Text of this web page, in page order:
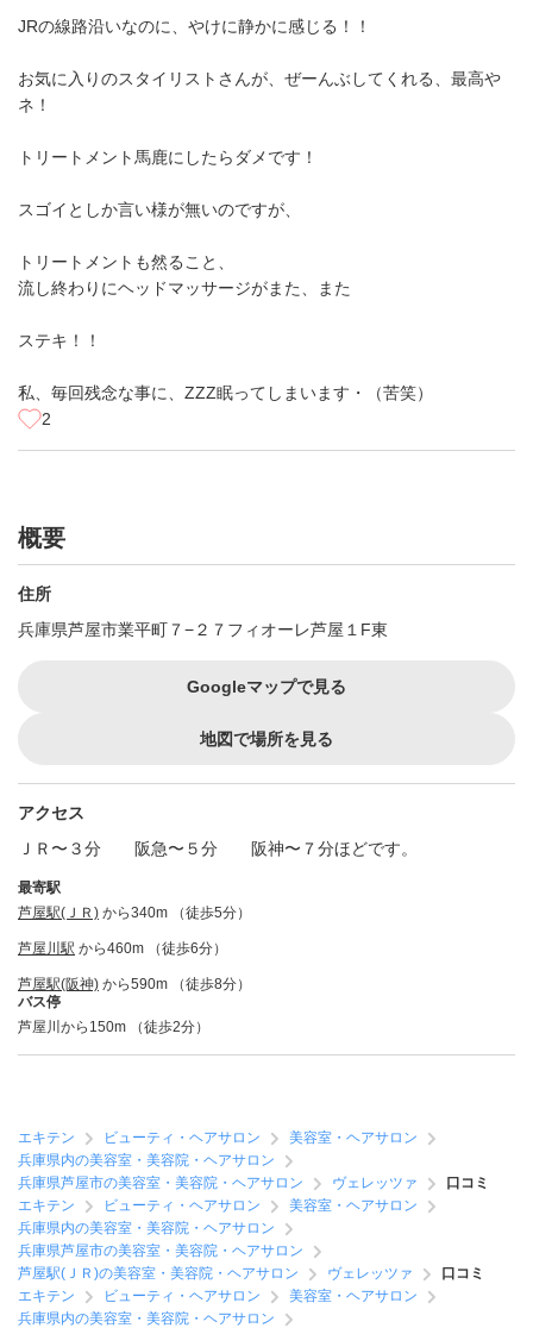
JRの線路沿いなのに、やけに静かに感じる！！
お気に入りのスタイリストさんが、ぜーんぶしてくれる、最高や
ネ！
トリートメント馬鹿にしたらダメです！
スゴイとしか言い様が無いのですが、
トリートメントも然ること、
流し終わりにヘッドマッサージがまた、また
ステキ！！
私、毎回残念な事に、ZZZ眠ってしまいます・（苦笑）
2
概要
住所
兵庫県芦屋市業平町７−２７フィオーレ芦屋１F東
Googleマップで見る
地図で場所を見る
アクセス
ＪＲ〜３分 阪急〜５分 阪神〜７分ほどです。
最寄駅
芦屋駅(ＪＲ) から340m （徒歩5分）
芦屋川駅 から460m （徒歩6分）
芦屋駅(阪神) から590m （徒歩8分）
バス停
芦屋川から150m （徒歩2分）
エキテン ビューティ・ヘアサロン
美容室・ヘアサロン
兵庫県内の美容室・美容院・ヘアサロン
兵庫県芦屋市の美容室・美容院・ヘアサロン
ヴェレッツァ
口コミ
エキテン
ビューティ・ヘアサロン
美容室・ヘアサロン
兵庫県内の美容室・美容院・ヘアサロン
兵庫県芦屋市の美容室・美容院・ヘアサロン
芦屋駅(ＪＲ)の美容室・美容院・ヘアサロン
ヴェレッツァ
口コミ
エキテン
ビューティ・ヘアサロン
美容室・ヘアサロン
兵庫県内の美容室・美容院・ヘアサロン